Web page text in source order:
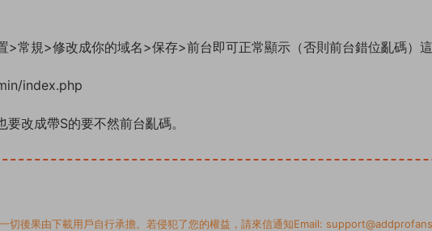
>常規>修改成你的域名>保存>前台即可正常顯示（否則前台錯位亂碼）
index.php
改成帶S的要不然前台亂碼。
切後果由下載用戶自行承擔。若侵犯了您的權益，請來信通知Email: